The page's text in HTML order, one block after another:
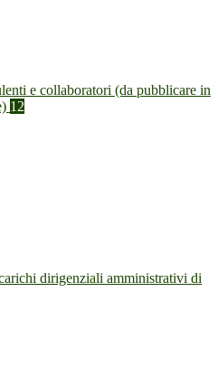
e collaboratori (da pubblicare in
12
dirigenziali amministrativi di